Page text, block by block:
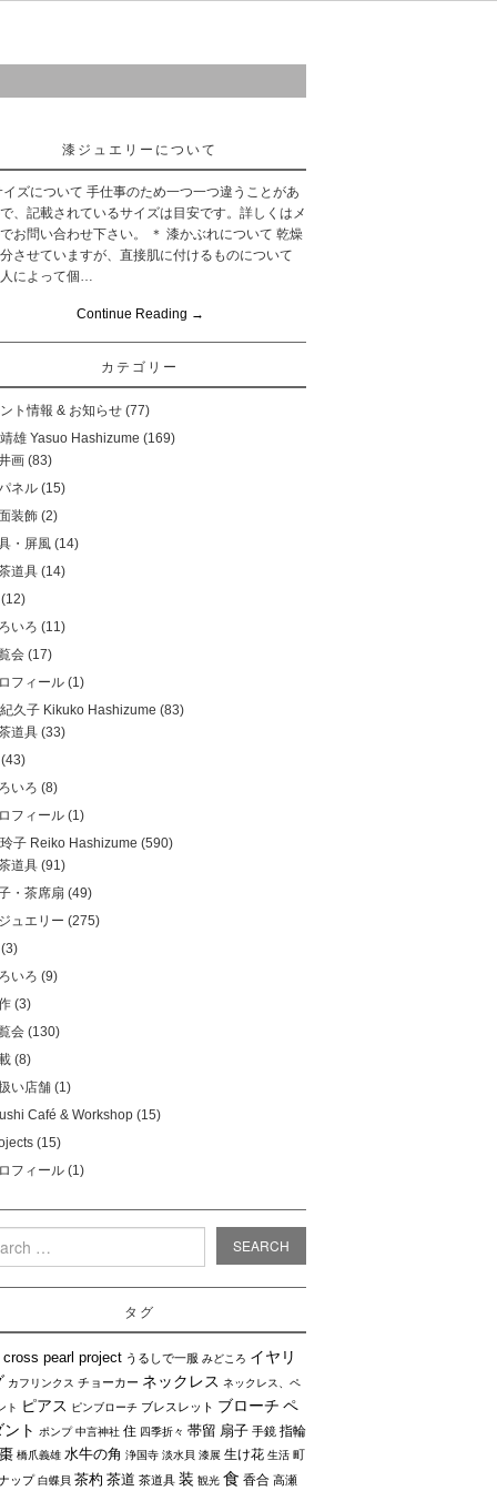
漆ジュエリーについて
イズについて 手仕事のため一つ一つ違うことがあ
、記載されているサイズは目安です。詳しくはメ
お問い合わせ下さい。 ＊ 漆かぶれについて 乾燥
させていますが、直接肌に付けるものについて
によって個…
Continue Reading →
カテゴリー
ト情報 & お知らせ (77)
雄 Yasuo Hashizume (169)
画 (83)
ネル (15)
装飾 (2)
・屏風 (14)
道具 (14)
(12)
いろ (11)
会 (17)
フィール (1)
久子 Kikuko Hashizume (83)
道具 (33)
(43)
いろ (8)
フィール (1)
子 Reiko Hashizume (590)
道具 (91)
・茶席扇 (49)
ュエリー (275)
(3)
いろ (9)
(3)
会 (130)
(8)
い店舗 (1)
Café & Workshop (15)
(15)
フィール (1)
タグ
cross pearl project うるしで一服 みどころ イヤリ
カフリンクス チョーカー ネックレス ネックレス、ペ
ト
ピアス ピンブローチ ブレスレット ブローチ ペ
ント
ポンプ 中言神社 住 四季折々 帯留 扇子 手鏡 指輪
棗 橋爪義雄 水牛の角 浄国寺 淡水貝 漆展 生け花 生活 町
ップ 白蝶貝 茶杓 茶道 茶道具 装 観光 食 香合 高瀬